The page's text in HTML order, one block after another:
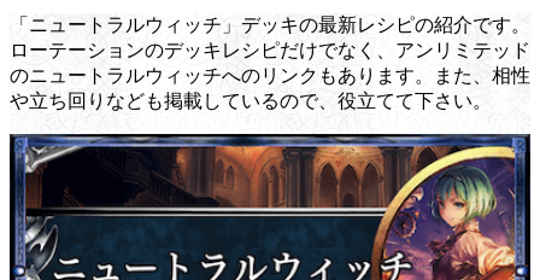
「ニュートラルウィッチ」デッキの最新レシピの紹介です。
ローテーションのデッキレシピだけでなく、アンリミテッド
のニュートラルウィッチへのリンクもあります。また、相性
や立ち回りなども掲載しているので、役立てて下さい。